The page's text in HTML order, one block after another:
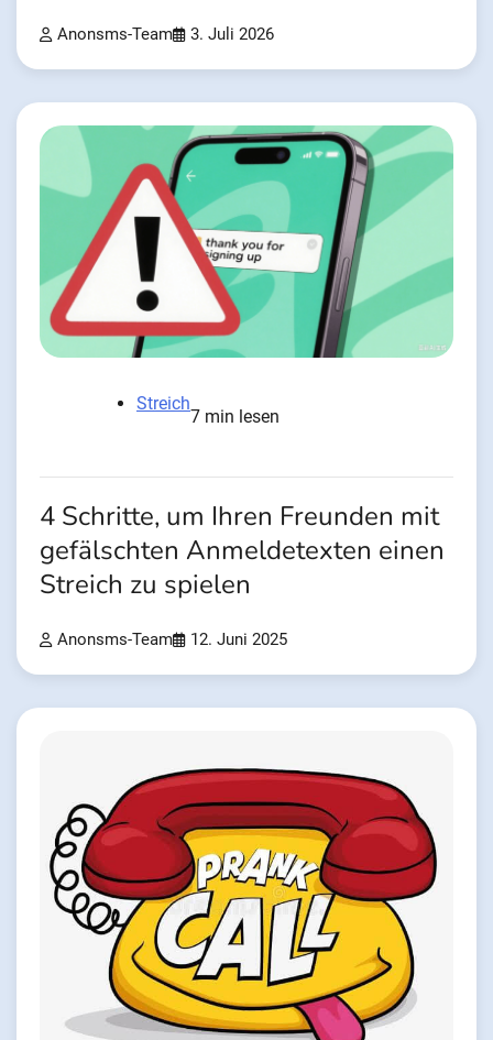
Anonsms-Team 3. Juli 2026
Streich
7 min lesen
4 Schritte, um Ihren Freunden mit
gefälschten Anmeldetexten einen
Streich zu spielen
Anonsms-Team 12. Juni 2025